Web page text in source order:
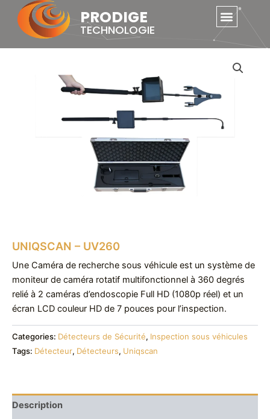
content
PRODIGE
TECHNOLOGIE
UNIQSCAN – UV260
Une Caméra de recherche sous véhicule est un système de
moniteur de caméra rotatif multifonctionnel à 360 degrés
relié à 2 caméras d’endoscopie Full HD (1080p réel) et un
écran LCD couleur HD de 7 pouces pour l’inspection.
Categories: Détecteurs de Sécurité, Inspection sous véhicules
Tags: Détecteur, Détecteurs, Uniqscan
Description